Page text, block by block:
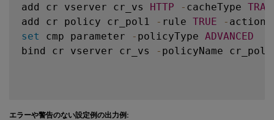
add cr vserver cr_vs HTTP - cacheType
add cr policy cr_pol1
- rule TRUE - action
set
cmp parameter - policyType ADVANCED
bind cr vserver cr_vs
- policyName
エラーや警告のない設定例の出力例: